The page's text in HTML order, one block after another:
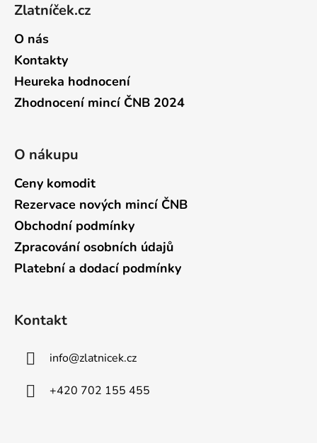
Zlatníček.cz
O nás
Kontakty
Heureka hodnocení
Zhodnocení mincí ČNB 2024
O nákupu
Ceny komodit
Rezervace nových mincí ČNB
Obchodní podmínky
Zpracování osobních údajů
Platební a dodací podmínky
Kontakt
info@zlatnicek.cz
+420 702 155 455